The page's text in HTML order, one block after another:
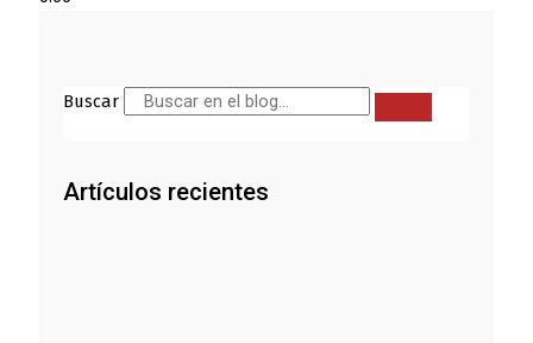
Buscar
Artículos recientes